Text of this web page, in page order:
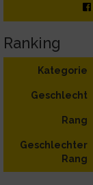
Ranking
Kategorie
Geschlecht
Rang
Geschlechter
Rang